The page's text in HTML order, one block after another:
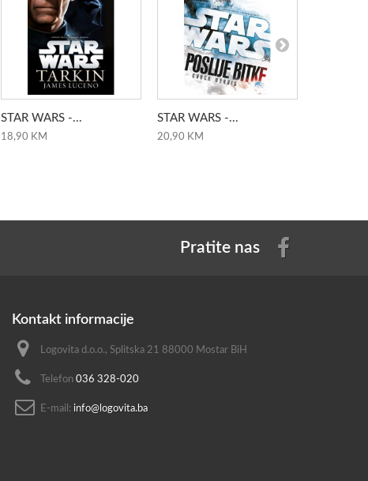
STAR WARS -...
18,90 KM
STAR WARS -...
20,90 KM
Pratite nas
Kontakt informacije
Logovita d.o.o., Splitska 21 88000 Mostar BiH
Telefon 036 328-020
E-mail: info@logovita.ba